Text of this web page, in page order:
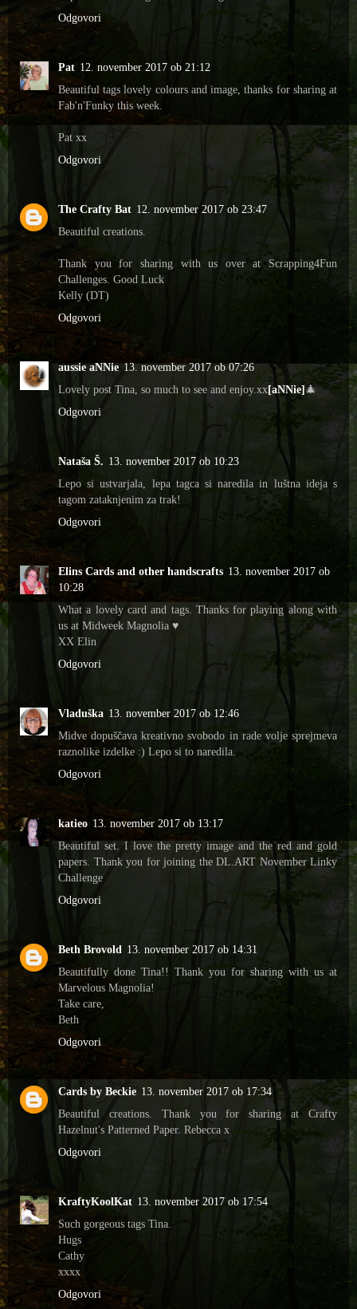
Odgovori
Pat 12. november 2017 ob 21:12
Beautiful tags lovely colours and image, thanks for sharing at
Fab'n'Funky this week.
Pat xx
Odgovori
The Crafty Bat 12. november 2017 ob 23:47
Beautiful creations.
Thank you for sharing with us over at Scrapping4Fun
Challenges. Good Luck
Kelly (DT)
Odgovori
aussie aNNie 13. november 2017 ob 07:26
Lovely post Tina, so much to see and enjoy.xx[aNNie]🎄
Odgovori
Nataša Š. 13. november 2017 ob 10:23
Lepo si ustvarjala, lepa tagca si naredila in luštna ideja s
tagom zataknjenim za trak!
Odgovori
Elins Cards and other handscrafts 13. november 2017 ob
10:28
What a lovely card and tags. Thanks for playing along with
us at Midweek Magnolia ♥
XX Elin
Odgovori
Vladuška 13. november 2017 ob 12:46
Midve dopuščava kreativno svobodo in rade volje sprejmeva
raznolike izdelke :) Lepo si to naredila.
Odgovori
katieo 13. november 2017 ob 13:17
Beautiful set. I love the pretty image and the red and gold
papers. Thank you for joining the DL.ART November Linky
Challenge
Odgovori
Beth Brovold 13. november 2017 ob 14:31
Beautifully done Tina!! Thank you for sharing with us at
Marvelous Magnolia!
Take care,
Beth
Odgovori
Cards by Beckie 13. november 2017 ob 17:34
Beautiful creations. Thank you for sharing at Crafty
Hazelnut's Patterned Paper. Rebecca x
Odgovori
KraftyKoolKat 13. november 2017 ob 17:54
Such gorgeous tags Tina.
Hugs
Cathy
xxxx
Odgovori